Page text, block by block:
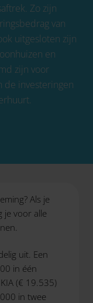
Zo zijn
van
uitgesloten zijn
en
zijn voor
de investeringen
Als je
je voor alle
uit. Een
in één
(€ 19.535)
in twee